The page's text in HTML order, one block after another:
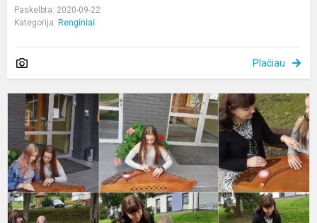
Paskelbta: 2020-09-22
Kategorija: Renginiai
Plačiau